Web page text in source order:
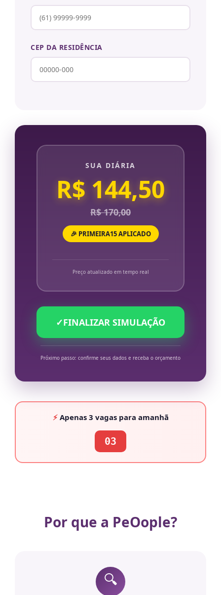
CEP DA RESIDÊNCIA
SUA DIÁRIA
R$ 144,50
R$ 170,00
🎉 PRIMEIRA15 APLICADO
Preço atualizado em tempo real
✓FINALIZAR SIMULAÇÃO
Próximo passo: confirme seus dados e receba o orçamento
⚡Apenas 3 vagaspara amanhã
03
Por que a PeOople?
🔍